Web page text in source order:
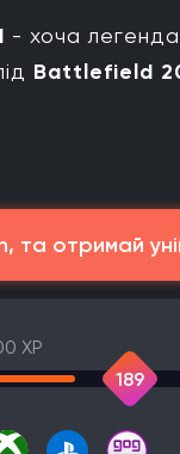
- хоча
Battlefield
отримай
XP
189